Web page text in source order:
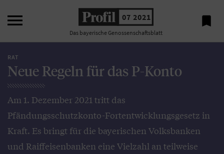
 07 2021
Das bayerische Genossenschaftsblatt

RAT
Neue Regeln für das P-Konto
Am 1. Dezember 2021 tritt das
Pfändungsschutzkonto-Fortentwicklungsgesetz in
Kraft. Es bringt für die bayerischen Volksbanken
und Raiffeisenbanken eine Vielzahl an teilweise